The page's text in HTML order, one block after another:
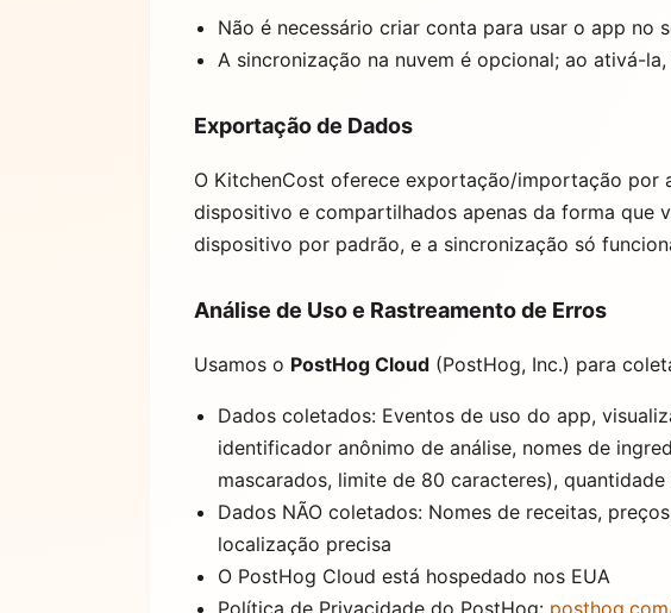
Não é necessário criar conta para usar o app no
A sincronização na nuvem é opcional; ao ativá-
Exportação de Dados
O KitchenCost oferece exportação/importação por
dispositivo e compartilhados apenas da forma que
dispositivo por padrão, e a sincronização só
Análise de Uso e Rastreamento de Erros
Usamos o PostHog Cloud (PostHog, Inc.) para
Dados coletados: Eventos de uso do app,
identificador anônimo de análise, nomes de
mascarados, limite de 80 caracteres), quantidade
Dados NÃO coletados: Nomes de receitas,
localização precisa
O PostHog Cloud está hospedado nos EUA